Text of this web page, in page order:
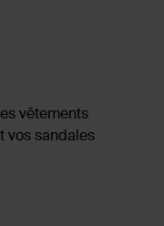
vêtements
vos sandales